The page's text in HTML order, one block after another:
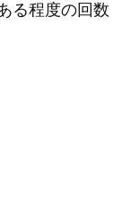
る程度の回数